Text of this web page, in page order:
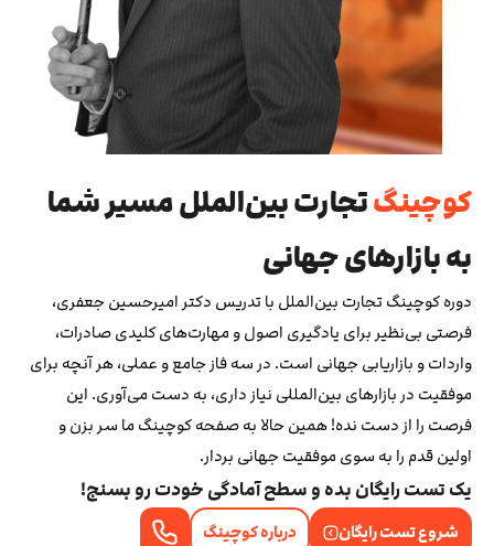
کوچینگتجارت بین‌الملل مسیر شما
به بازارهای جهانی
دوره کوچینگ تجارت بین‌الملل با تدریس دکتر امیرحسین جعفری،
فرصتی بی‌نظیر برای یادگیری اصول و مهارت‌های کلیدی صادرات،
واردات و بازاریابی جهانی است. در سه فاز جامع و عملی، هر آنچه برای
موفقیت در بازارهای بین‌المللی نیاز داری، به دست می‌آوری. این
فرصت را از دست نده! همین حالا به صفحه کوچینگ ما سر بزن و
اولین قدم را به سوی موفقیت جهانی بردار.
یک تست رایگان بده و سطح آمادگی خودت رو بسنج!
شروع تست رایگان درباره کوچینگ